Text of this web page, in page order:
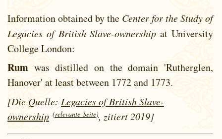
Information obtained by the Center for the Study of
Legacies of British Slave-ownership at University
College London:
Rum was distilled on the domain 'Rutherglen,
Hanover' at least between 1772 and 1773.
[Die Quelle: Legacies of British Slave-
ownership (relevante Seite), zitiert 2019]